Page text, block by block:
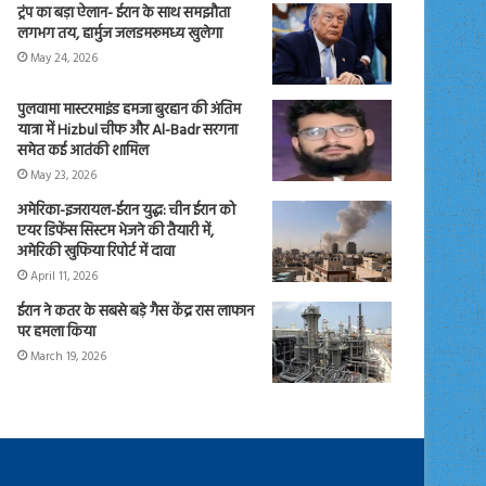
ट्रंप का बड़ा ऐलान- ईरान के साथ समझौता
लगभग तय, हार्मुज जलडमरूमध्य खुलेगा
May 24, 2026
पुलवामा मास्टरमाइंड हमजा बुरहान की अंतिम
यात्रा में Hizbul चीफ और Al-Badr सरगना
समेत कई आतंकी शामिल
May 23, 2026
अमेरिका-इजरायल-ईरान युद्ध: चीन ईरान को
एयर डिफेंस सिस्टम भेजने की तैयारी में,
अमेरिकी खुफिया रिपोर्ट में दावा
April 11, 2026
ईरान ने कतर के सबसे बड़े गैस केंद्र रास लाफान
पर हमला किया
March 19, 2026